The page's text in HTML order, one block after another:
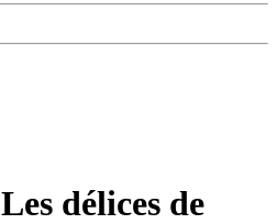
Les délices de